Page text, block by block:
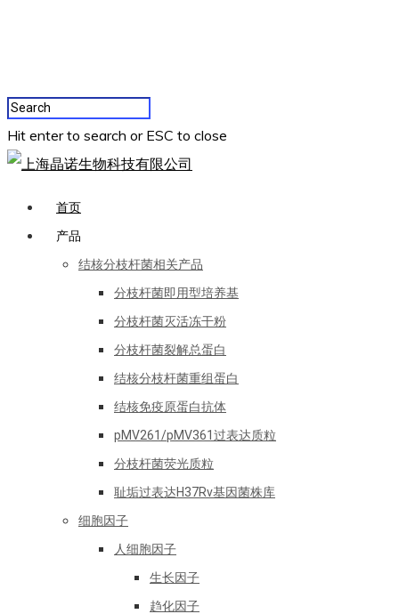
Hit enter to search or ESC to close
首页
产品
结核分枝杆菌相关产品
分枝杆菌即用型培养基
分枝杆菌灭活冻干粉
分枝杆菌裂解总蛋白
结核分枝杆菌重组蛋白
结核免疫原蛋白抗体
pMV261/pMV361过表达质粒
分枝杆菌荧光质粒
耻垢过表达H37Rv基因菌株库
细胞因子
人细胞因子
生长因子
趋化因子